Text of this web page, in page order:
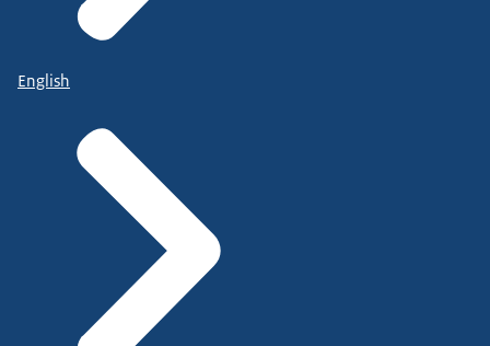
English